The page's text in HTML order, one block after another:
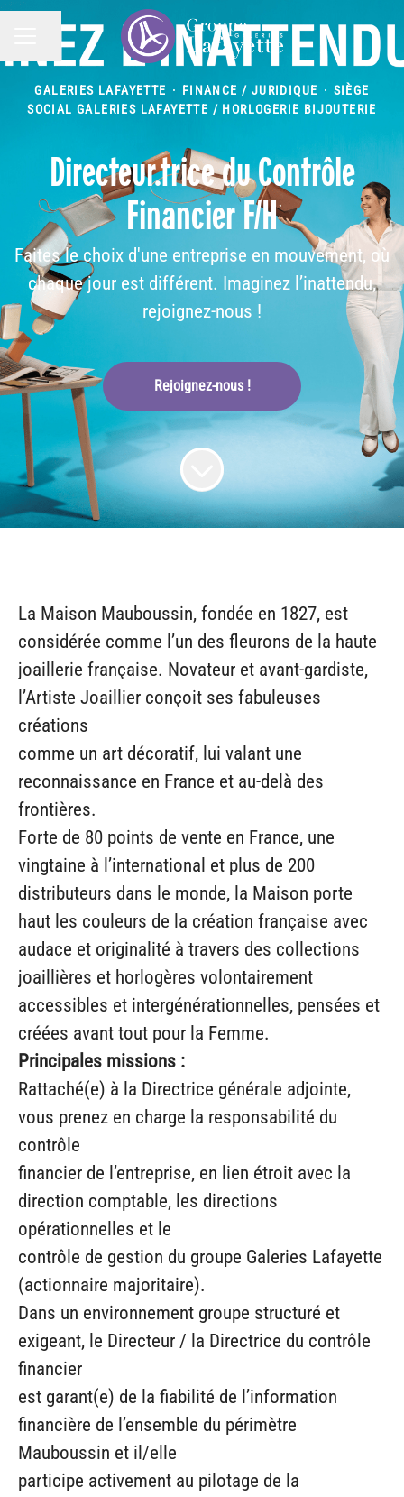
MENU CARRIÈRE
Partager la page
GALERIES LAFAYETTE · FINANCE / JURIDIQUE · SIÈGE
SOCIAL GALERIES LAFAYETTE / HORLOGERIE BIJOUTERIE
Directeur.trice du Contrôle
Financier F/H
Faites le choix d'une entreprise en mouvement, où
chaque jour est différent. Imaginez l’inattendu,
rejoignez-nous !
Rejoignez-nous !
La Maison Mauboussin, fondée en 1827, est
considérée comme l’un des fleurons de la haute
joaillerie française. Novateur et avant-gardiste,
l’Artiste Joaillier conçoit ses fabuleuses
créations
comme un art décoratif, lui valant une
reconnaissance en France et au-delà des
frontières.
Forte de 80 points de vente en France, une
vingtaine à l’international et plus de 200
distributeurs dans le monde, la Maison porte
haut les couleurs de la création française avec
audace et originalité à travers des collections
joaillières et horlogères volontairement
accessibles et intergénérationnelles, pensées et
créées avant tout pour la Femme.
Principales missions :
Rattaché(e) à la Directrice générale adjointe,
vous prenez en charge la responsabilité du
contrôle
financier de l’entreprise, en lien étroit avec la
direction comptable, les directions
opérationnelles et le
contrôle de gestion du groupe Galeries Lafayette
(actionnaire majoritaire).
Dans un environnement groupe structuré et
exigeant, le Directeur / la Directrice du contrôle
financier
est garant(e) de la fiabilité de l’information
financière de l’ensemble du périmètre
Mauboussin et il/elle
participe activement au pilotage de la